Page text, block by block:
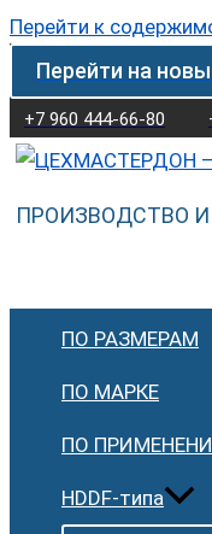
Перейти к
Перейти на
+7 960 444-66-80
ПРОИЗВОДСТВО
ПО РАЗМЕРАМ
ПО МАРКЕ
ПО
HDDF-типа